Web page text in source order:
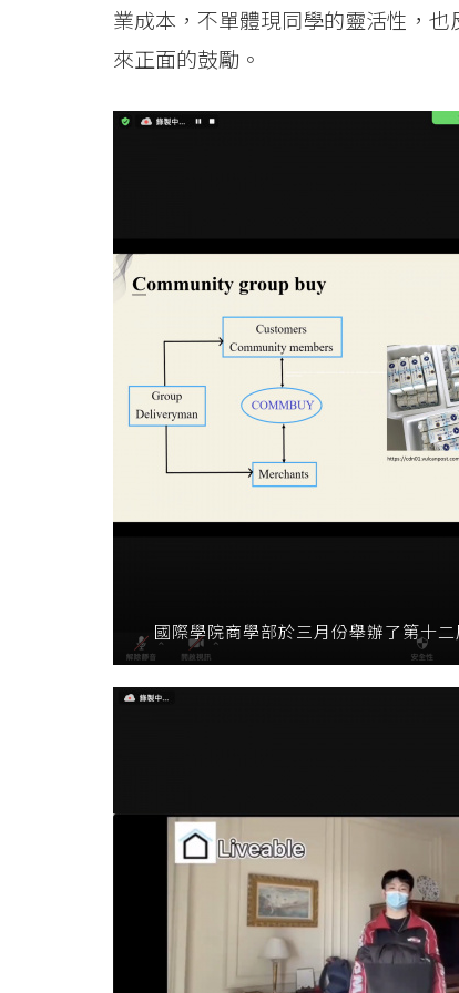
業成本，不單體現同學的靈活性，
來正面的鼓勵。
國際學院商學部於三月份舉辦了第十